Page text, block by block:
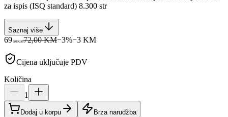
za ispis (ISQ standard) 8.300 str
Saznaj više
69 50KM72,00 KM−3%−3KM
Cijena uključuje PDV
Količina
1
Dodaj u korpu Brza narudžba